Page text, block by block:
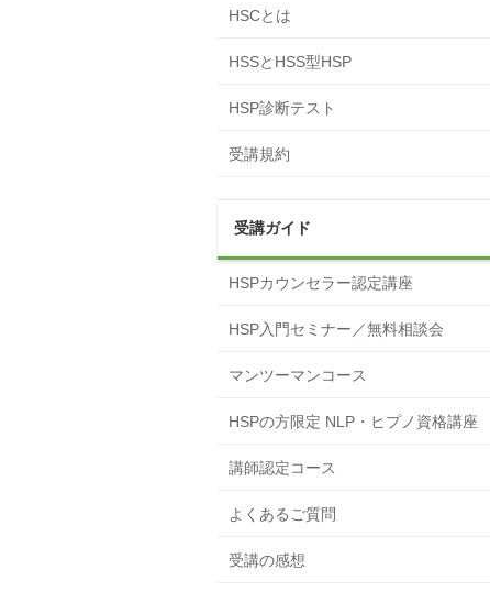
HSCとは
HSSとHSS型HSP
HSP診断テスト
受講規約
受講ガイド
HSPカウンセラー認定講座
HSP入門セミナー／無料相談会
マンツーマンコース
HSPの方限定 NLP・ヒプノ資格講座
講師認定コース
よくあるご質問
受講の感想